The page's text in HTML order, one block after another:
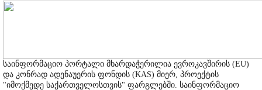
საინფორმაციო პორტალი მხარდაჭერილია ევროკავშირის (EU)
და კონრად ადენაუერის ფონდის (KAS) მიერ, პროექტის
"იმოქმედე საქართველოსთვის" ფარგლებში. საინფორმაციო